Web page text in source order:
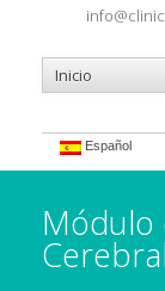
Español
Módulo